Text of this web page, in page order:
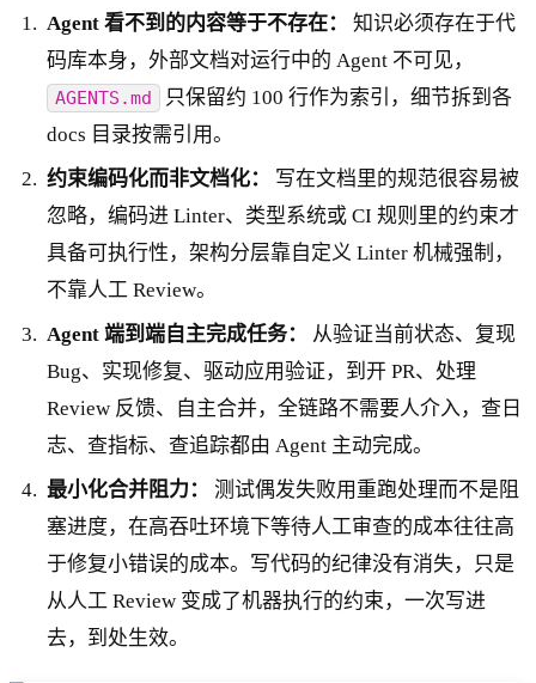
Agent 看不到的内容等于不存在：
知识必须存在于代
码库本身，外部文档对运行中的 Agent 不可见，
AGENTS.md
只保留约 100 行作为索引，细节拆到各
docs 目录按需引用。
约束编码化而非文档化：
写在文档里的规范很容易被
忽略，编码进 Linter、类型系统或 CI 规则里的约束才
具备可执行性，架构分层靠自定义 Linter 机械强制，
不靠人工 Review。
Agent 端到端自主完成任务：
从验证当前状态、复现
Bug、实现修复、驱动应用验证，到开 PR、处理
Review 反馈、自主合并，全链路不需要人介入，查日
志、查指标、查追踪都由 Agent 主动完成。
最小化合并阻力：
测试偶发失败用重跑处理而不是阻
塞进度，在高吞吐环境下等待人工审查的成本往往高
于修复小错误的成本。写代码的纪律没有消失，只是
从人工 Review 变成了机器执行的约束，一次写进
去，到处生效。